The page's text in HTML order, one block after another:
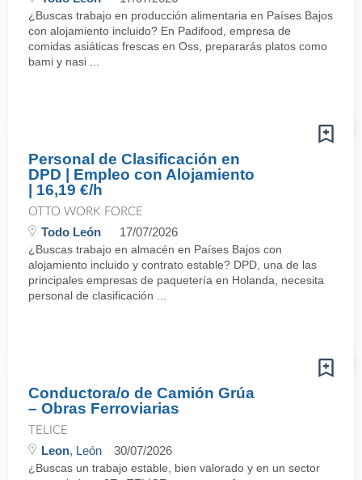
¿Buscas trabajo en producción alimentaria en Países Bajos
con alojamiento incluido? En Padifood, empresa de
comidas asiáticas frescas en Oss, prepararás platos como
bami y nasi ...
Personal de Clasificación en
DPD | Empleo con Alojamiento
| 16,19 €/h
OTTO WORK FORCE
Todo León 17/07/2026
¿Buscas trabajo en almacén en Países Bajos con
alojamiento incluido y contrato estable? DPD, una de las
principales empresas de paquetería en Holanda, necesita
personal de clasificación ...
Conductora/o de Camión Grúa
– Obras Ferroviarias
TELICE
Leon, León 30/07/2026
¿Buscas un trabajo estable, bien valorado y en un sector